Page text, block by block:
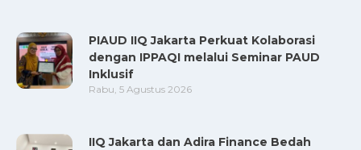
PIAUD IIQ Jakarta Perkuat Kolaborasi
dengan IPPAQI melalui Seminar PAUD
Inklusif
Rabu, 5 Agustus 2026
IIQ Jakarta dan Adira Finance Bedah